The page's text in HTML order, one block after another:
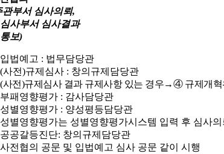
관부서 심사의뢰,
심사부서 심사결과
통보)
입법예고 : 법무담당관
(사전)규제심사 : 창의규제담당관
(사전)규제심사 결과 규제사항 있는 경우→④ 규제개혁
부패영향평가 : 감사담당관
성별영향평가 : 양성평등담당관
성별영향평가는 성별영향평가시스템 입력 후 심사의
공공갈등진단: 창의규제담당관
사전협의 공문 및 입법예고 심사 공문 같이 시행